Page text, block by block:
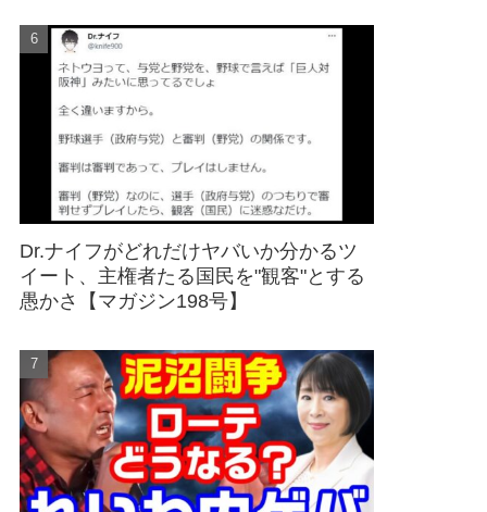
Dr.ナイフがどれだけヤバいか分かるツ
イート、主権者たる国民を"観客"とする
愚かさ【マガジン198号】